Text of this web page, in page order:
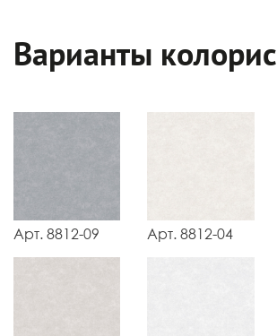
Варианты
Арт. 8812-09 Арт. 8812-04